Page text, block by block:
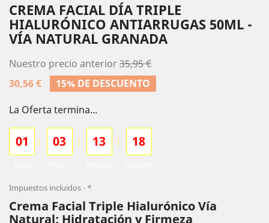
CREMA FACIAL DÍA TRIPLE
HIALURÓNICO ANTIARRUGAS 50ML -
VÍA NATURAL GRANADA
Nuestro precio anterior35,95 €
30,56 €
15% DE DESCUENTO
La Oferta termina...
01 : 03 : 13 : 17
Impuestos incluidos *
Crema Facial Triple Hialurónico Vía
Natural: Hidratación y Firmeza